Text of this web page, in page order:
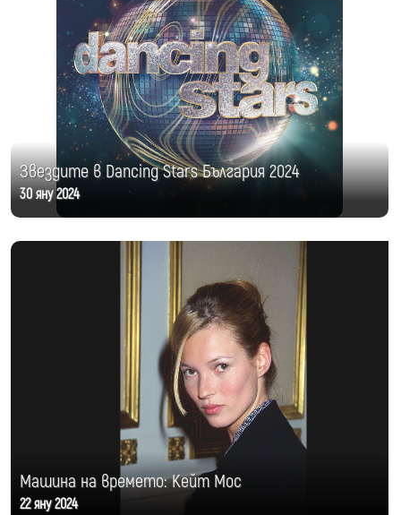
Звездите в Dancing Stars България 2024
30 яну 2024
Машина на времето: Кейт Мос
22 яну 2024